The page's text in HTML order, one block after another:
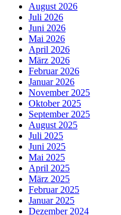
August 2026
Juli 2026
Juni 2026
Mai 2026
April 2026
März 2026
Februar 2026
Januar 2026
November 2025
Oktober 2025
September 2025
August 2025
Juli 2025
Juni 2025
Mai 2025
April 2025
März 2025
Februar 2025
Januar 2025
Dezember 2024